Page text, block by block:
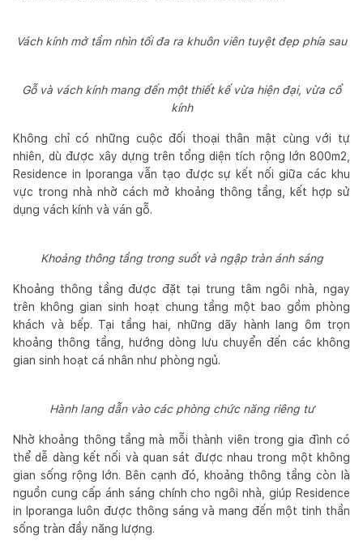
Vách kính mở tầm nhìn tối đa ra khuôn viên tuyệt đẹp phía sau
Gỗ và vách kính mang đến một thiết kế vừa hiện đại, vừa cổ
kính
Không chỉ có những cuộc đối thoại thân mật cùng với tự
nhiên, dù được xây dựng trên tổng diện tích rộng lớn 800m2,
Residence in Iporanga vẫn tạo được sự kết nối giữa các khu
vực trong nhà nhờ cách mở khoảng thông tầng, kết hợp sử
dụng vách kính và ván gỗ.
Khoảng thông tầng trong suốt và ngập tràn ánh sáng
Khoảng thông tầng được đặt tại trung tâm ngôi nhà, ngay
trên không gian sinh hoạt chung tầng một bao gồm phòng
khách và bếp. Tại tầng hai, những dãy hành lang ôm trọn
khoảng thông tầng, hướng dòng lưu chuyển đến các không
gian sinh hoạt cá nhân như phòng ngủ.
Hành lang dẫn vào các phòng chức năng riêng tư
Nhờ khoảng thông tầng mà mỗi thành viên trong gia đình có
thể dễ dàng kết nối và quan sát được nhau trong một không
gian sống rộng lớn. Bên cạnh đó, khoảng thông tầng còn là
nguồn cung cấp ánh sáng chính cho ngôi nhà, giúp Residence
in Iporanga luôn được thông sáng và mang đến một tinh thần
sống tràn đầy năng lượng.